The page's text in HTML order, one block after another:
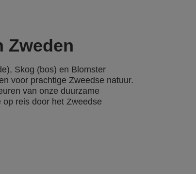
Zweden
Skog (bos) en Blomster
voor prachtige Zweedse natuur.
van onze duurzame
reis door het Zweedse